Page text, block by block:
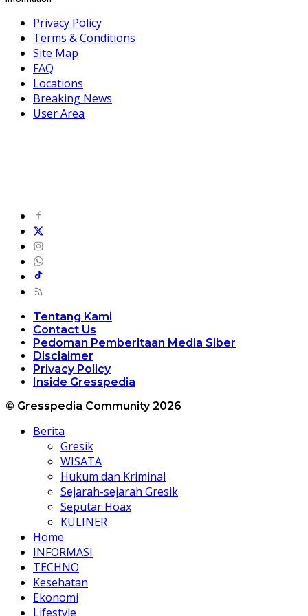
Privacy Policy
Terms & Conditions
Site Map
FAQ
Locations
Breaking News
User Area
Tentang Kami
Contact Us
Pedoman Pemberitaan Media Siber
Disclaimer
Privacy Policy
Inside Gresspedia
© Gresspedia Community 2026
Berita
Gresik
WISATA
Hukum dan Kriminal
Sejarah-sejarah Gresik
Seputar Hoax
KULINER
Home
INFORMASI
TECHNO
Kesehatan
Ekonomi
Lifestyle